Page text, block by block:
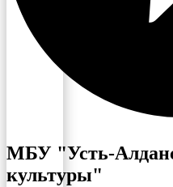
МБУ "Усть-
культуры"